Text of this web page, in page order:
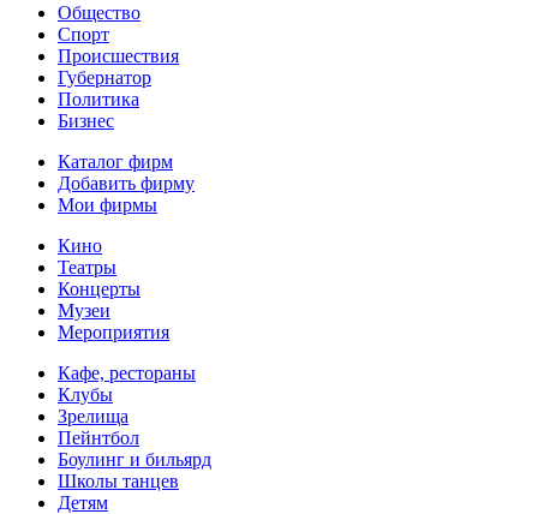
Общество
Спорт
Происшествия
Губернатор
Политика
Бизнес
Каталог фирм
Добавить фирму
Мои фирмы
Кино
Театры
Концерты
Музеи
Мероприятия
Кафе, рестораны
Клубы
Зрелища
Пейнтбол
Боулинг и бильярд
Школы танцев
Детям